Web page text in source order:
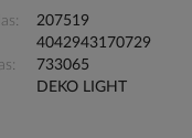
207519
4042943170729
733065
DEKO LIGHT